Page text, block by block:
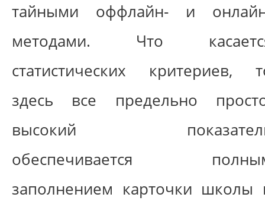
тайными оффлайн- и
методами. Что
статистических критериев,
здесь все предельно
высокий
обеспечивается
заполнением карточки школы